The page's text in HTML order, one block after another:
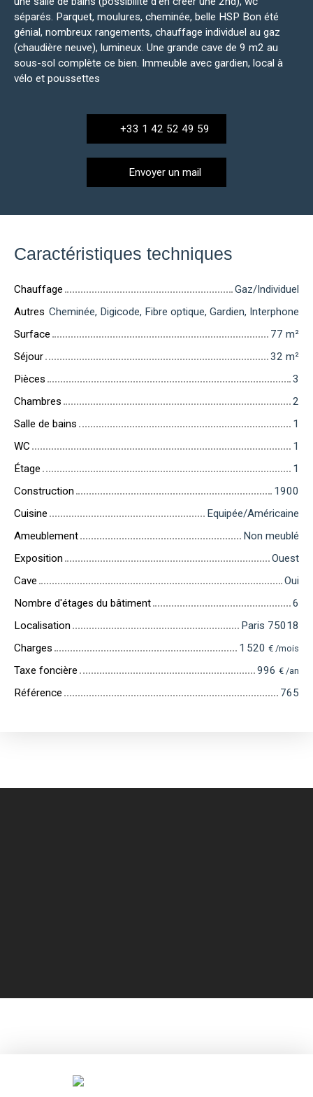
séparés. Parquet, moulures, cheminée, belle HSP Bon été
génial, nombreux rangements, chauffage individuel au gaz
(chaudière neuve), lumineux. Une grande cave de 9 m2 au
sous-sol complète ce bien. Immeuble avec gardien, local à
vélo et poussettes
+33 1 42 52 49 59
Envoyer un mail
Caractéristiques techniques
Chauffage
Gaz/Individuel
Autres Cheminée, Digicode, Fibre optique, Gardien, Interphone
Surface
77 m²
Séjour
32 m²
Pièces
3
Chambres
2
Salle de bains
1
WC
1
Étage
1
Construction
1900
Cuisine
Equipée/Américaine
Ameublement
Non meublé
Exposition
Ouest
Cave
Oui
Nombre d'étages du bâtiment
6
Localisation
Paris 75018
Charges
1 520 € /mois
Taxe foncière 996 € /an
Référence 765